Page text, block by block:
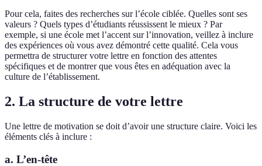
Pour cela, faites des recherches sur l’école ciblée. Quelles sont ses
valeurs ? Quels types d’étudiants réussissent le mieux ? Par
exemple, si une école met l’accent sur l’innovation, veillez à inclure
des expériences où vous avez démontré cette qualité. Cela vous
permettra de structurer votre lettre en fonction des attentes
spécifiques et de montrer que vous êtes en adéquation avec la
culture de l’établissement.
2. La structure de votre lettre
Une lettre de motivation se doit d’avoir une structure claire. Voici les
éléments clés à inclure :
a. L’en-tête